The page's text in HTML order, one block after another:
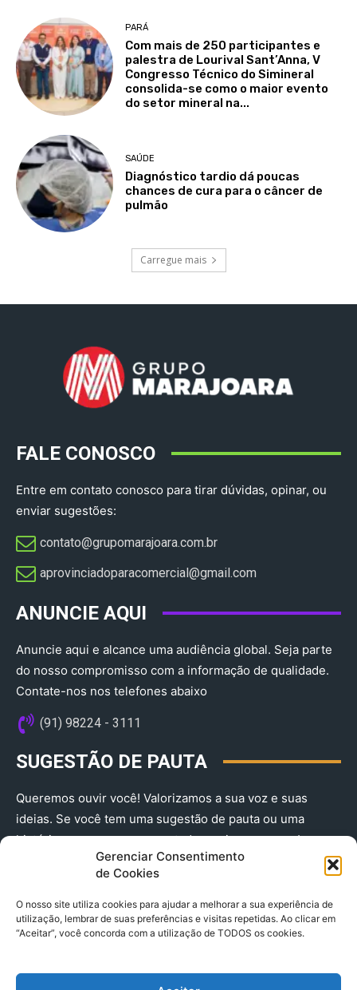
Gerenciar Consentimento
de Cookies
O nosso site utiliza cookies para ajudar a melhorar a sua experiência de
utilização, lembrar de suas preferências e visitas repetidas. Ao clicar em
“Aceitar”, você concorda com a utilização de TODOS os cookies.
PARÁ
Com mais de 250 participantes e
palestra de Lourival Sant’Anna, V
Congresso Técnico do Simineral
consolida-se como o maior evento
do setor mineral na...
SAÚDE
Diagnóstico tardio dá poucas
chances de cura para o câncer de
pulmão
Carregue mais
FALE CONOSCO
Entre em contato conosco para tirar dúvidas, opinar, ou
enviar sugestões:
contato@grupomarajoara.com.br
aprovinciadoparacomercial@gmail.com​
ANUNCIE AQUI
Anuncie aqui e alcance uma audiência global. Seja parte
do nosso compromisso com a informação de qualidade.
Contate-nos nos telefones abaixo
(91) 98224 - 3111
SUGESTÃO DE PAUTA
Queremos ouvir você! Valorizamos a sua voz e suas
ideias. Se você tem uma sugestão de pauta ou uma
história que merece ser contada, envie-nos agora!
(91) 98224 - 3111